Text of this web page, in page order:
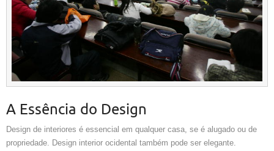
A Essência do Design
Design de interiores é essencial em qualquer casa, se é alugado ou de
propriedade. Design interior ocidental também pode ser elegante.